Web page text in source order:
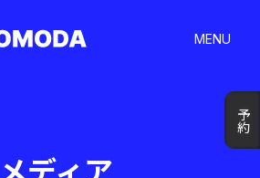
MENU
予約
予約